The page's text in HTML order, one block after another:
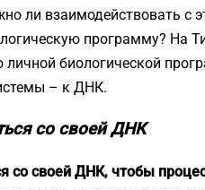
ли взаимодействовать с
программу? На
личной биологической
– к ДНК.
со своей ДНК
со своей ДНК, чтобы